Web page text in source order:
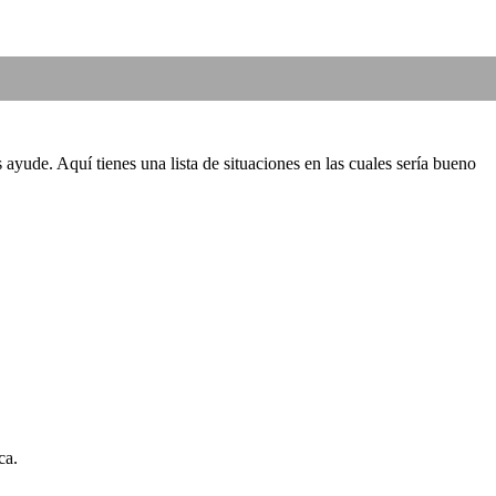
Aquí tienes una lista de situaciones en las cuales sería bueno